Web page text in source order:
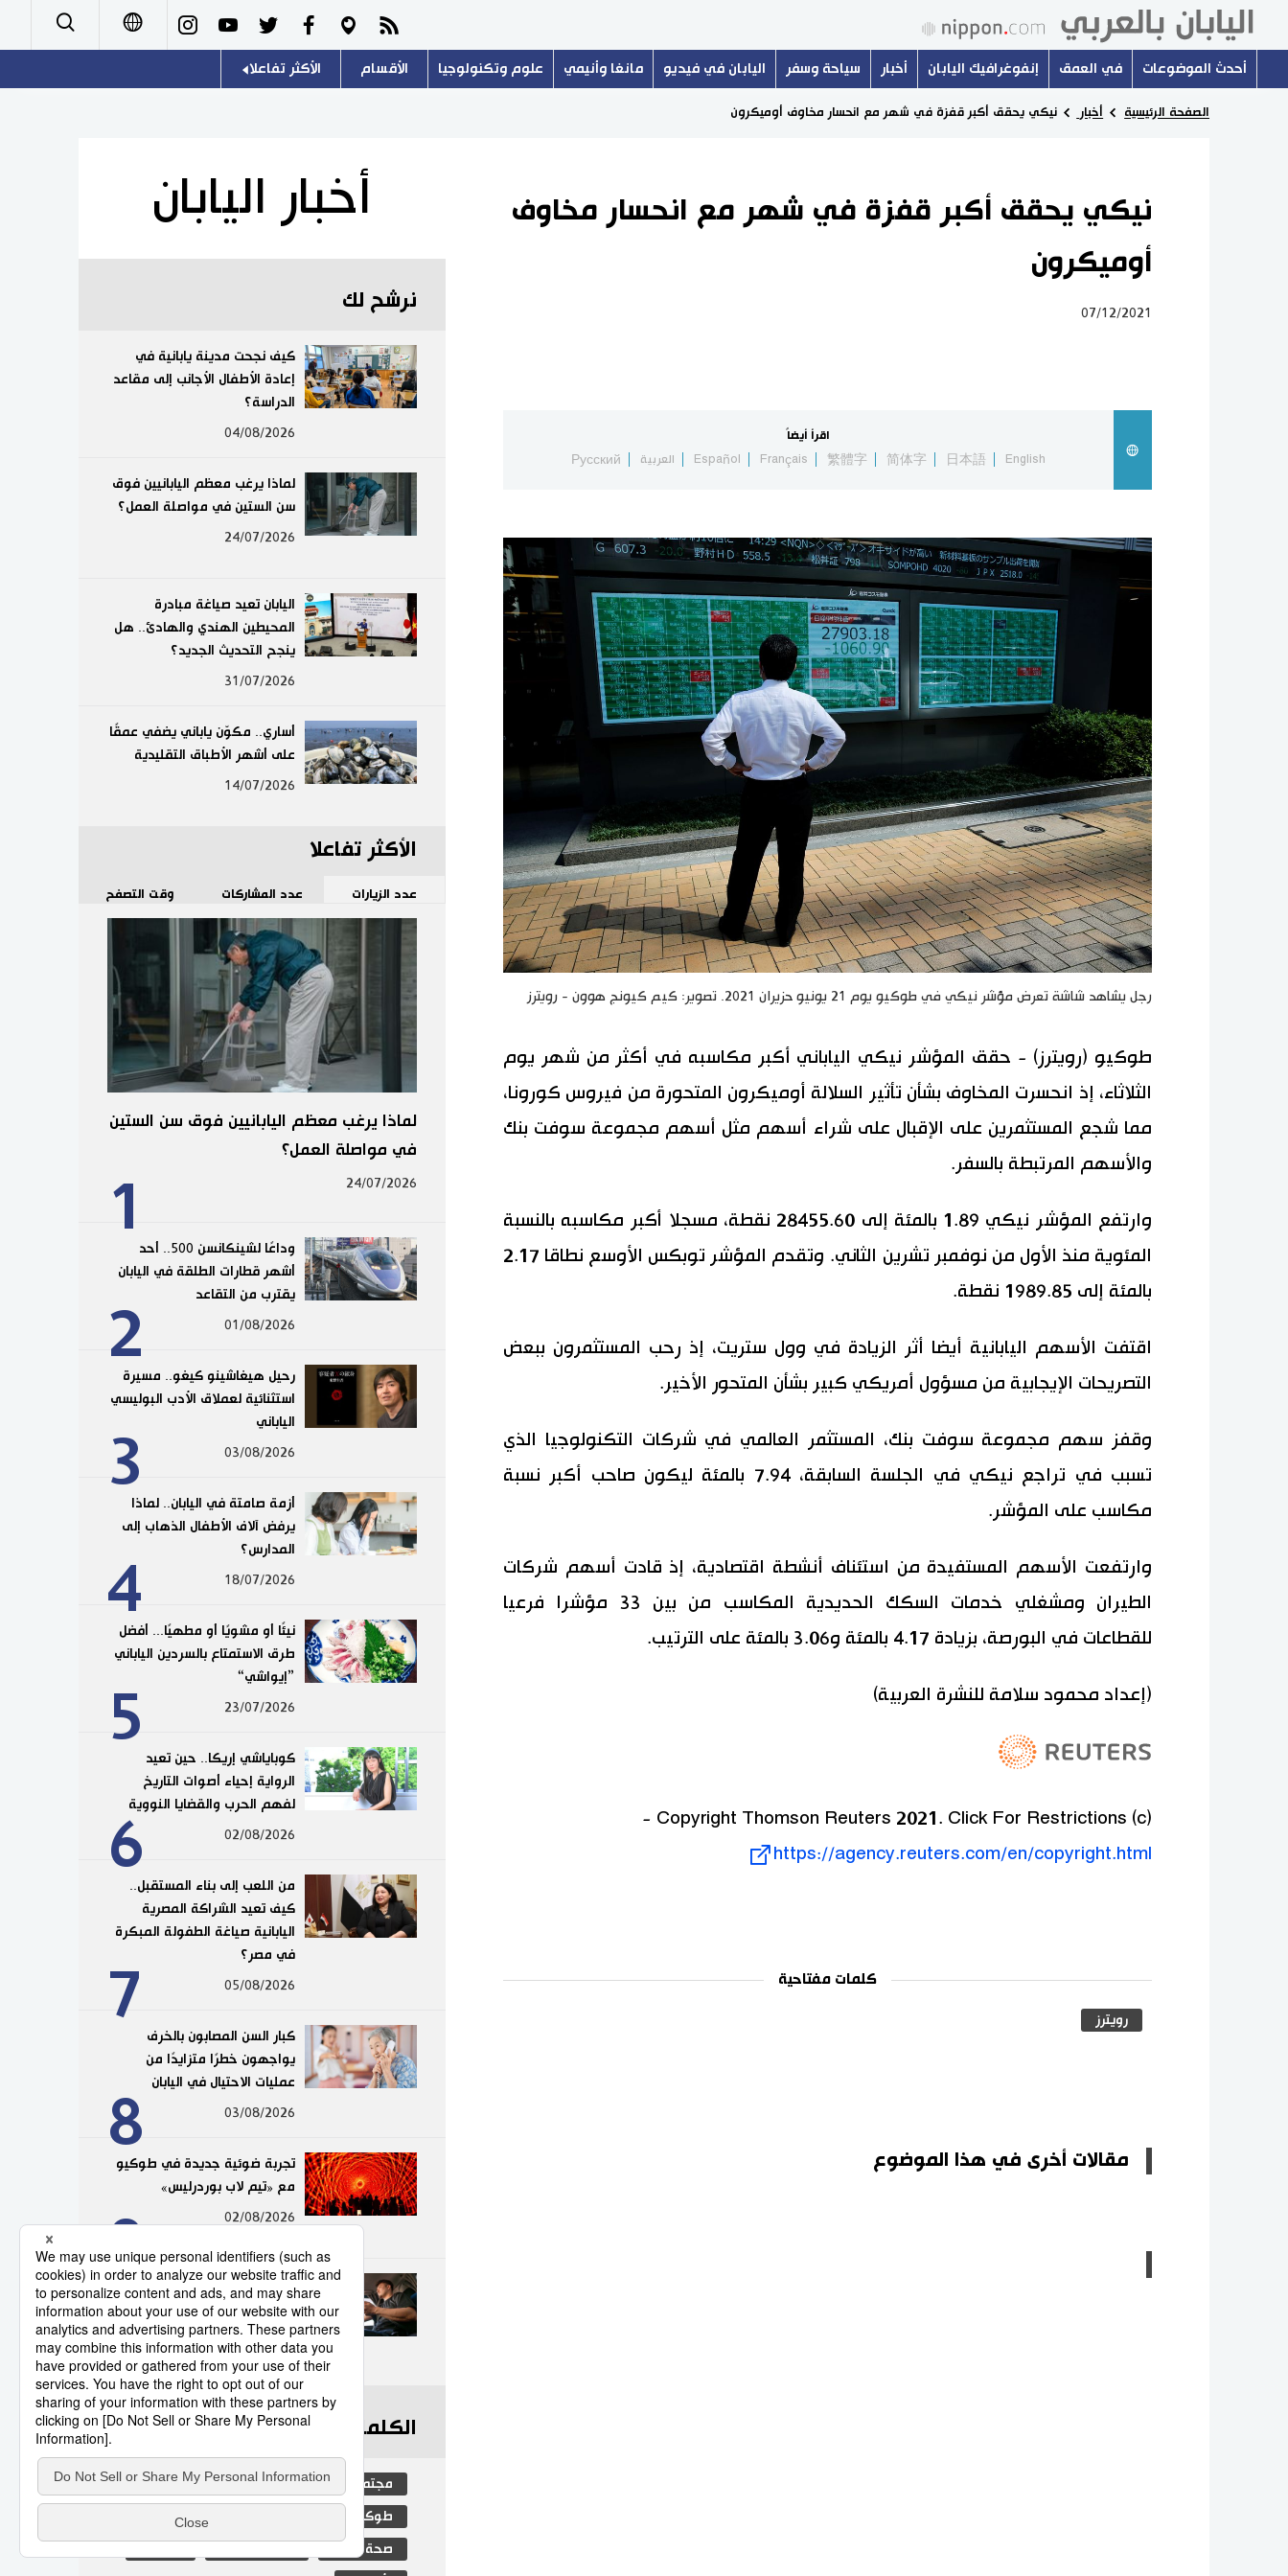
Русский
أحدث الموضوعات في العمق إنفوغرافيك اليابان أخبار سياحة وسفر اليابان في فيديو مانغا وأنيمي علوم وتكنولوجيا الأقسام
تجارب وآراء
سياسة
اقتصاد
مجتمع
ثقافة
طوكيو
الأكثر تفاعلا
هو وهي
المطبخ الياباني
الصفحة الرئيسية أخبار نيكي يحقق أكبر قفزة في شهر مع انحسار مخاوف أوميكرون
نيكي يحقق أكبر قفزة في شهر مع انحسار مخاوف
أوميكرون
07/12/2021
اقرأ أيضاً
English
日本語
简体字
繁體字
Français
Español العربية Русский
رجل يشاهد شاشة تعرض مؤشر نيكي في طوكيو يوم 21 يونيو حزيران 2021. تصوير: كيم كيونج هوون - رويترز
طوكيو (رويترز) - حقق المؤشر نيكي الياباني أكبر مكاسبه في أكثر من شهر يوم
الثلاثاء، إذ انحسرت المخاوف بشأن تأثير السلالة أوميكرون المتحورة من فيروس كورونا،
مما شجع المستثمرين على الإقبال على شراء أسهم مثل أسهم مجموعة سوفت بنك
والأسهم المرتبطة بالسفر.
وارتفع المؤشر نيكي 1.89 بالمئة إلى 28455.60 نقطة، مسجلا أكبر مكاسبه بالنسبة
المئوية منذ الأول من نوفمبر تشرين الثاني. وتقدم المؤشر توبكس الأوسع نطاقا 2.17
بالمئة إلى 1989.85 نقطة.
اقتفت الأسهم اليابانية أيضا أثر الزيادة في وول ستريت، إذ رحب المستثمرون ببعض
التصريحات الإيجابية من مسؤول أمريكي كبير بشأن المتحور الأخير.
وقفز سهم مجموعة سوفت بنك، المستثمر العالمي في شركات التكنولوجيا الذي
تسبب في تراجع نيكي في الجلسة السابقة، 7.94 بالمئة ليكون صاحب أكبر نسبة
مكاسب على المؤشر.
وارتفعت الأسهم المستفيدة من استئناف أنشطة اقتصادية، إذ قادت أسهم شركات
الطيران ومشغلي خدمات السكك الحديدية المكاسب من بين 33 مؤشرا فرعيا
للقطاعات في البورصة، بزيادة 4.17 بالمئة و3.06 بالمئة على الترتيب.
(إعداد محمود سلامة للنشرة العربية)
(c) Copyright Thomson Reuters 2021. Click For Restrictions -
https://agency.reuters.com/en/copyright.html
كلمات مفتاحية
رويترز
مقالات أخرى في هذا الموضوع
أخبار اليابان
نرشح لك
كيف نجحت مدينة يابانية في
إعادة الأطفال الأجانب إلى مقاعد
الدراسة؟
04/08/2026
لماذا يرغب معظم اليابانيين فوق
سن الستين في مواصلة العمل؟
24/07/2026
اليابان تعيد صياغة مبادرة
المحيطين الهندي والهادئ.. هل
ينجح التحديث الجديد؟
31/07/2026
أساري.. مكوّن ياباني يضفي عمقًا
على أشهر الأطباق التقليدية
14/07/2026
الأكثر تفاعلا
عدد الزيارات عدد المشاركات وقت التصفح
1
لماذا يرغب معظم اليابانيين فوق سن الستين
في مواصلة العمل؟
24/07/2026
2
وداعًا لشينكانسن 500.. أحد
أشهر قطارات الطلقة في اليابان
يقترب من التقاعد
01/08/2026
3
رحيل هيغاشينو كيغو.. مسيرة
استثنائية لعملاق الأدب البوليسي
الياباني
03/08/2026
4
أزمة صامتة في اليابان.. لماذا
يرفض آلاف الأطفال الذهاب إلى
المدارس؟
18/07/2026
5
نيئًا أو مشويًا أو مطهيًا... أفضل
طرق الاستمتاع بالسردين الياباني
”إيواشي“
23/07/2026
6
كوباياشي إريكا.. حين تعيد
الرواية إحياء أصوات التاريخ
لفهم الحرب والقضايا النووية
02/08/2026
7
من اللعب إلى بناء المستقبل..
كيف تعيد الشراكة المصرية
اليابانية صياغة الطفولة المبكرة
في مصر؟
05/08/2026
8
كبار السن المصابون بالخرف
يواجهون خطرًا متزايدًا من
عمليات الاحتيال في اليابان
03/08/2026
9
تجربة ضوئية جديدة في طوكيو
مع «تيم لاب بوردرليس»
02/08/2026
10
عدد قياسي لحوادث المرور
الناجمة عن استخدام الهواتف
الذكية في اليابان
10/07/2026
الكلمات الأكثر بحثا
مجتمع التعليم الياباني الجنس
طوكيو
صحة وطب